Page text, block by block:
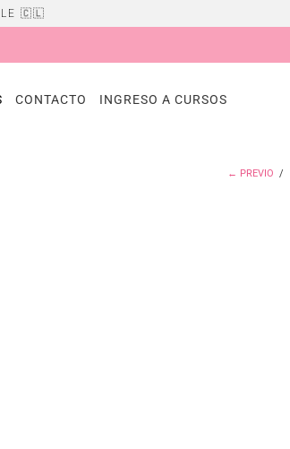
🇨🇱
CONTACTO INGRESO A CURSOS
← PREVIO /